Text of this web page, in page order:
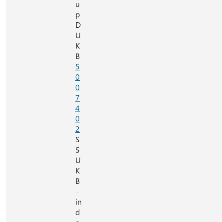
u
p
D
U
K
B
5
0
0
7
4
0
2
S
S
U
K
B
–
in
d